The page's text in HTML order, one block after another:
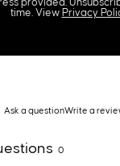
Ask a questionWrite a
0
time. View Privacy